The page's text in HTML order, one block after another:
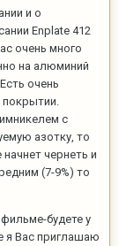
и о
Enplate 412
очень много
на алюминий
очень
с
азотку, то
чернеть и
(7-9%) то
будете у
я Вас приглашаю